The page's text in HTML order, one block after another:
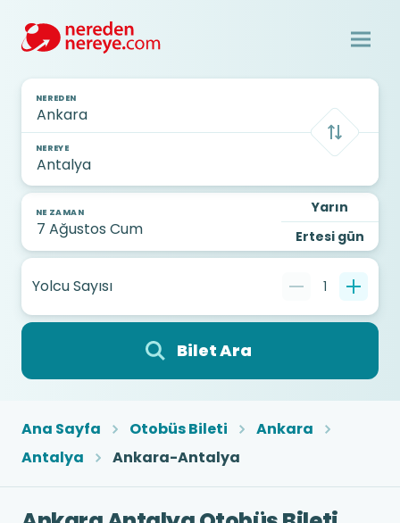
NEREDEN
NEREYE
NE ZAMAN
Yarın
Ertesi gün
Yolcu Sayısı 1
Bilet Ara
Ana Sayfa Otobüs Bileti
Ankara
Antalya
Ankara-Antalya